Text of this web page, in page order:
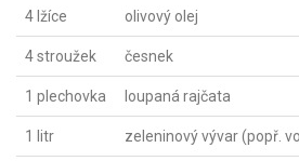
4 lžíce olivový olej
4 stroužek česnek
1 plechovka loupaná rajčata
1 litr zeleninový vývar (popř.